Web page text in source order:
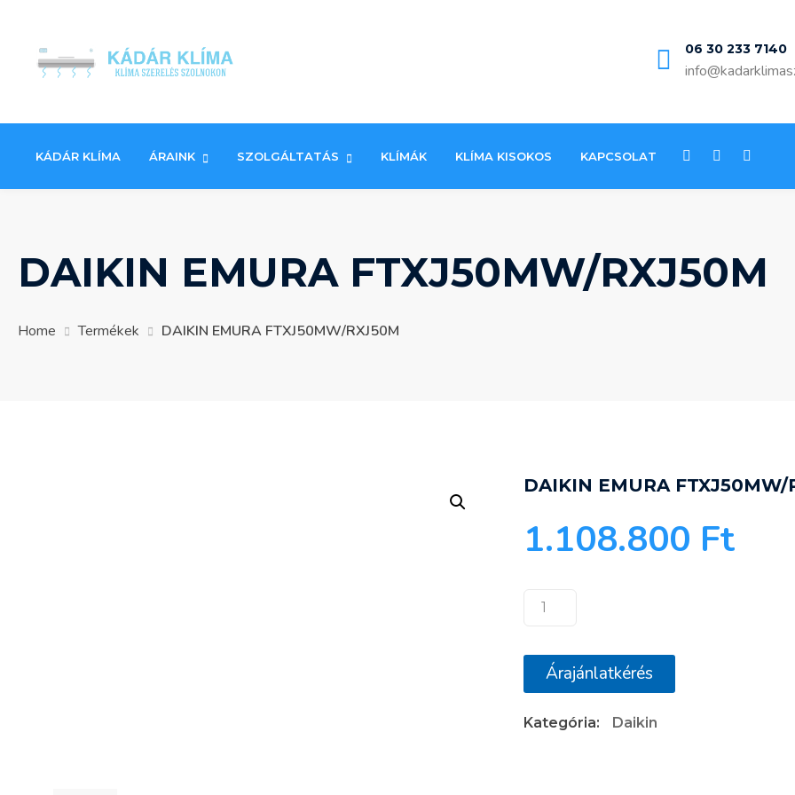
content
06 30 233 7140
KÁDÁR KLÍMA ÁRAINK SZOLGÁLTATÁS KLÍMÁK KLÍMA KISOKOS KAPCSOLAT
DAIKIN EMURA FTXJ50MW/RXJ50M
Home Termékek DAIKIN EMURA FTXJ50MW/RXJ50M
DAIKIN EMURA FTXJ50MW/
1.108.800 Ft
DAIKIN
FTXJ50MW/RXJ50M
mennyiség
Árajánlatkérés
Kategória: Daikin